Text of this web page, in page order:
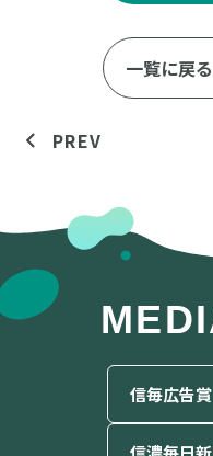
PREV
一覧に戻る
信毎広告賞